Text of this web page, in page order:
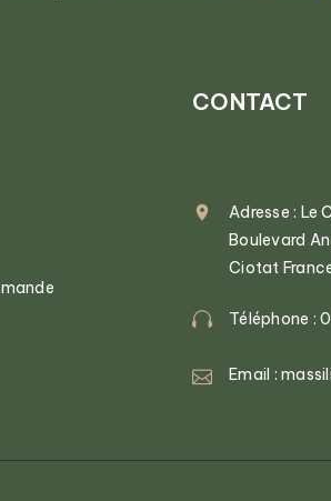
CONTACT
Adresse : Le
Boulevard
Ciotat
Téléphone :
Email :